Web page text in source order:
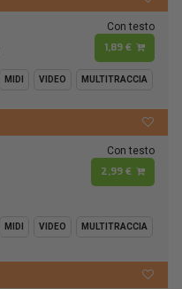
Con testo
1,89 €
MIDI VIDEO MULTITRACCIA
Con testo
2,99 €
MIDI VIDEO MULTITRACCIA